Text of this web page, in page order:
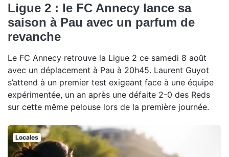
Ligue 2 : le FC Annecy lance sa
saison à Pau avec un parfum de
revanche
Le FC Annecy retrouve la Ligue 2 ce samedi 8 août
avec un déplacement à Pau à 20h45. Laurent Guyot
s’attend à un premier test exigeant face à une équipe
expérimentée, un an après une défaite 2-0 des Reds
sur cette même pelouse lors de la première journée.
Locales